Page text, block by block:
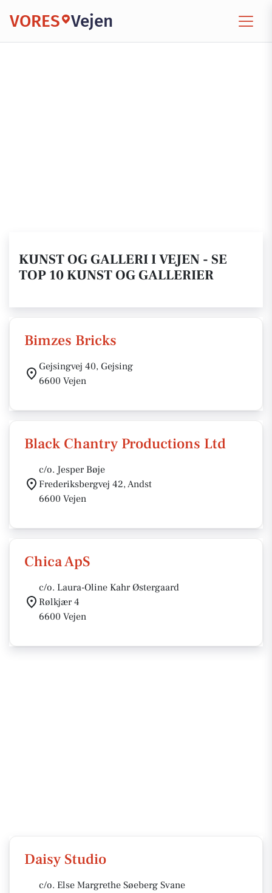
VORES Vejen
KUNST OG GALLERI I VEJEN - SE
TOP 10 KUNST OG GALLERIER
Bimzes Bricks
Gejsingvej 40, Gejsing
6600 Vejen
Black Chantry Productions Ltd
c/o. Jesper Bøje
Frederiksbergvej 42, Andst
6600 Vejen
Chica ApS
c/o. Laura-Oline Kahr Østergaard
Rølkjær 4
6600 Vejen
Daisy Studio
c/o. Else Margrethe Søeberg Svane